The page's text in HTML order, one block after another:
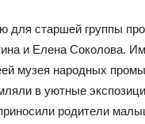
для старшей группы
и Елена Соколова.
музея народных
в уютные
родители